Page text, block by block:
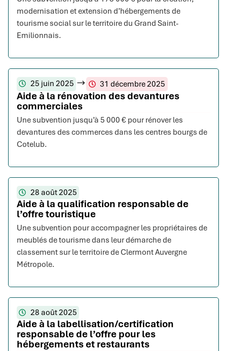
modernisation et extension d’hébergements de
tourisme social sur le territoire du Grand Saint-
Emilionnais.
25 juin 2025 31 décembre 2025
Aide à la rénovation des devantures
commerciales
Une subvention jusqu’à 5 000 € pour rénover les
devantures des commerces dans les centres bourgs de
Cotelub.
28 août 2025
Aide à la qualification responsable de
l’offre touristique
Une subvention pour accompagner les propriétaires de
meublés de tourisme dans leur démarche de
classement sur le territoire de Clermont Auvergne
Métropole.
28 août 2025
Aide à la labellisation/certification
responsable de l’offre pour les
hébergements et restaurants